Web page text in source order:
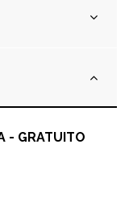
- GRATUITO